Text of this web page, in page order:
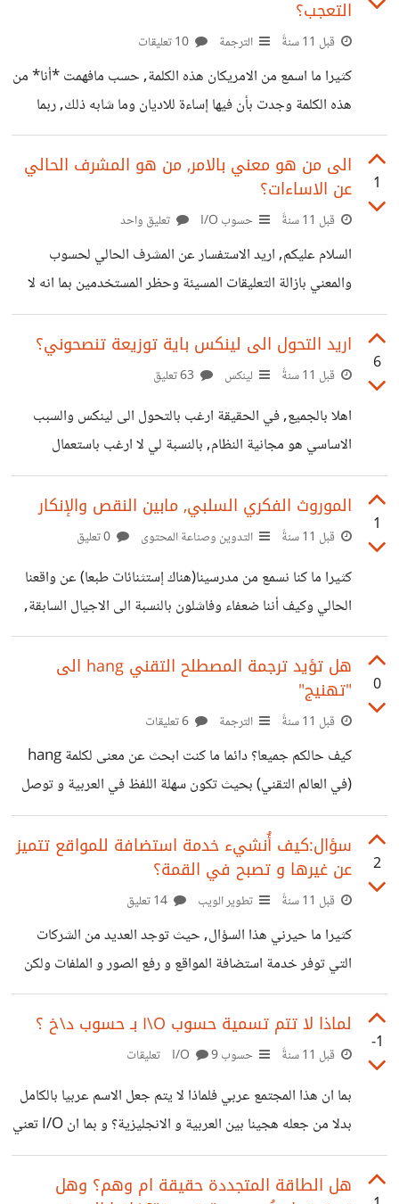
هذه الميزة خلال الدقائق الأولى من التقييم بعد ذلك لكل حادث
حديث, يا ترى هل هناك من يسمع كلامي أم أنه لا حياة لمن
تنادي؟
التعجب؟
قبل 11 سنةً الترجمة
كثيرا ما اسمع من الامريكان هذه الكلمة, حسب مافهمت *أنا* من
هذه الكلمة وجدت بأن فيها إساءة للاديان وما شابه ذلك, ربما
اساءة لله عز وجل؟ لكن حتى لا اتعجل قررت بان اطرح هذا
الموضوع لارى رايكم فيه خصوصا وان الكثير منهم يقولوها وقت
الذهول او التعجب ولا اعلم هل اصبحت كلمة عادية مفرغة من
معناها ام بقي معناها هو المقصود؟؟؟ ماهو رايكم؟ أحيانا أريد أن
ادردش مع امريكي على الشابكة (النت) لأجل هذا الامر حتى افهم
ما يقصدوه.
1
الى من هو معني بالامر, من هو المشرف الحالي
عن الاساءات؟
قبل 11 سنةً حسوب I/O تعليق واحد
السلام عليكم, اريد الاستفسار عن المشرف الحالي لحسوب
والمعني بازالة التعليقات المسيئة وحظر المستخدمين بما انه لا
توجد حاليا خاصية الابلاغ عن المحتوى المسيء في التعليقات؟
6
اريد التحول الى لينكس باية توزيعة تنصحوني؟
قبل 11 سنةً لينكس
اهلا بالجميع, في الحقيقة ارغب بالتحول الى لينكس والسبب
الاساسي هو مجانية النظام, بالنسبة لي لا ارغب باستعمال
الوندوز 8.1 على الرغم من اني احببته جدا (اعتقد ان الكثيرين
لايحبونه) بسبب سعره الغالي نسبيا وعدم مقدرتي اصلا على
الشراء, وانا لا اريد ان اوجع راسي وابقى في شك هل الامر حلال
عدم حاجتي لكي استخدم البرامج المتواجدة على وندوز
كالفوتوشوب وحزمة المكتب اوفيس وغيرها ومن اجل كل هذا
ارغب في
1
الموروث الفكري السلبي, مابين النقص والإنكار
قبل 11 سنةً التدوين وصناعة المحتوى
كثيرا ما كنا نسمع من مدرسينا(هناك إستثنائات طبعا) عن واقعنا
الحالي وكيف أننا ضعفاء وفاشلون بالنسبة الى الاجيال السابقة,
فإقتصاديا ترى الفقر المتفشي بين الناس, ترى البطالة, ترى الناس
التي تستجدي, ترى السراق والمرتشين, ترى وترى وترى, اما
بالنسبة للواقع العسكري فحدث بلا حرج, فها هي فلسطيم محتلة
والاقصى مسلوب والعراق جريح وسوريا تشتعل وليبيا تغلي
واليمن تغرق و و و , أما اخلاقيا :) فلن اتحث بالموضوع اصلا!.
طبعا لن انكر شيئا مما قاله اساتذتنا, فكل هذا صحيح ولا
0
هل تؤيد ترجمة المصطلح التقني hang الى
"تهنيج"
قبل 11 سنةً الترجمة
كيف حالكم جميعا؟ دائما ما كنت ابحث عن معنى لكلمة hang
(في العالم التقني) بحيث تكون سهلة اللفظ في العربية و توصل
المعنى بشكل جيد بكلمة واحدة. رايت العديد من المستخدمين
العرب قد استعملوا لفظة "تهنيج" (تلفظ بالجيم) للدلالة على تلك
الحالة والتي عندها تتوقف اللعبة او نظام التشغيل او الجهاز او
البرنامج عن الاستجابة لمدة معينة من الزمن. صراحة وجدت هذا
اللفظ جيدا نوعا ما حيث انه يشبه تعريب Television بتلفاز
ويقبل الاشتقاق فنقول: هنَّجَ يُهنِّجُ تهنيجاً. ونقول: هنَّجَ
2
سؤال:كيف أُنشيء خدمة استضافة للمواقع تتميز
عن غيرها و تصبح في القمة؟
قبل 11 سنةً تطوير الويب
كثيرا ما حيرني هذا السؤال, حيث توجد العديد من الشركات
التي توفر خدمة استضافة المواقع و رفع الصور و الملفات ولكن
في حال رغبت ان اقوم بشراء خوادم و عمل شركة للاستضافة و
رفع الملفات فما الذي سيجعلني مميزا عن غيري من الشركات
التي توفر نفس الخدمة وتجعل المستخدم يرغب بخدمتي؟ وهل
-1
لماذا لا تتم تسمية حسوب I\O بـ حسوب د\خ ؟
قبل 11 سنةً حسوب I/O9 تعليقات
بما ان هذا المجتمع عربي فلماذا لا يتم جعل الاسم عربيا بالكامل
بدلا من جعله هجينا بين العربية و الانجليزية؟ و بما ان I/O تعني
Input\Output فلماذا لا تتم تسمية المجتمع بحسوب د/خ
والتي تعني حسوب دخل/خرج؟
هل الطاقة المتجددة حقيقة ام وهم؟ وهل